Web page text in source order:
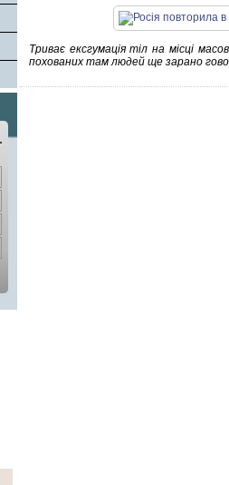
Триває ексгумація тіл на місці
похованих там людей ще зарано